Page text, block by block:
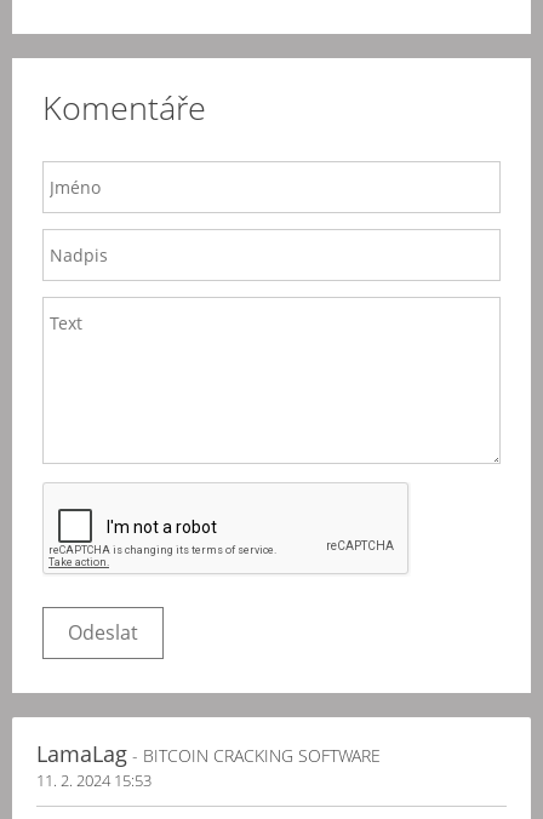
Komentáře
LamaLag - BITCOIN CRACKING SOFTWARE
11. 2. 2024 15:53